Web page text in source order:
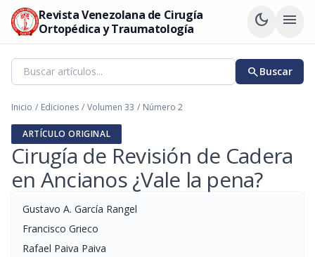
Revista Venezolana de Cirugía
Ortopédica y Traumatología
dark_mode menu
searchBuscar
Inicio / Ediciones / Volumen 33 / Número 2
ARTÍCULO ORIGINAL
Cirugía de Revisión de Cadera
en Ancianos ¿Vale la pena?
Gustavo A. García Rangel
Francisco Grieco
Rafael Paiva Paiva